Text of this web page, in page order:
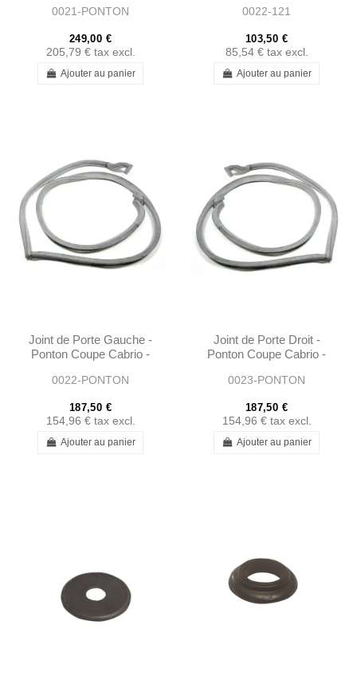
0021-PONTON
249,00 €
205,79 € tax excl.
Ajouter au panier
0022-121
103,50 €
85,54 € tax excl.
Ajouter au panier
Joint de Porte Gauche -
Ponton Coupe Cabrio -
0022-PONTON
187,50 €
154,96 € tax excl.
Ajouter au panier
Joint de Porte Droit -
Ponton Coupe Cabrio -
0023-PONTON
187,50 €
154,96 € tax excl.
Ajouter au panier